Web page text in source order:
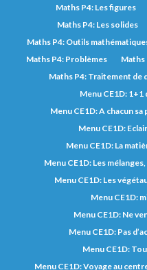
Maths P4: Les figures
Maths P4: Les solides
Maths P4: Outils
Maths P4: Problèmes
Maths
Maths P4: Traitement de
Menu CE1D:
Menu CE1D: A chacun sa
Menu CE1D:
Menu CE1D: La
Menu CE1D: Les
Menu CE1D: Les
Menu CE1D:
Menu CE1D: Ne
Menu CE1D: Pas
Menu CE1D:
Menu CE1D: Voyage au